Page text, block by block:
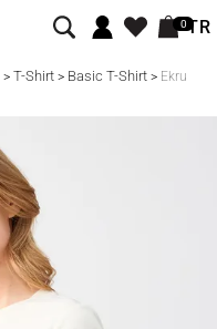
0TR
> T-Shirt> Basic T-Shirt> Ekru